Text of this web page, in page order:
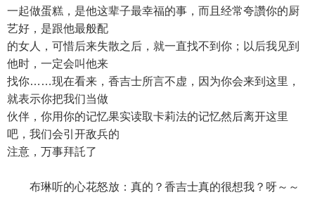
一起做蛋糕，是他这辈子最幸福的事，而且经常夸讚你的厨
艺好，是跟他最般配
的女人，可惜后来失散之后，就一直找不到你；以后我见到
他时，一定会叫他来
找你……现在看来，香吉士所言不虚，因为你会来到这里，
就表示你把我们当做
伙伴，你用你的记忆果实读取卡莉法的记忆然后离开这里
吧，我们会引开敌兵的
注意，万事拜託了
布琳听的心花怒放：真的？香吉士真的很想我？呀～～